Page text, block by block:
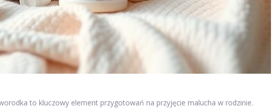
to kluczowy element przygotowań na przyjęcie malucha w rodzinie.